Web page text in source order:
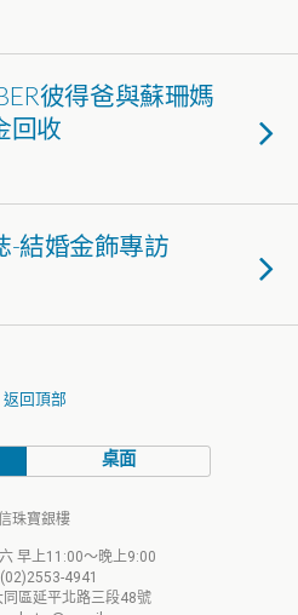
彼得爸與蘇珊媽
回收
-結婚金飾專訪
返回頂部
桌面
珠寶銀樓
早上11:00～晚上9:00
4941
區延平北路三段48號